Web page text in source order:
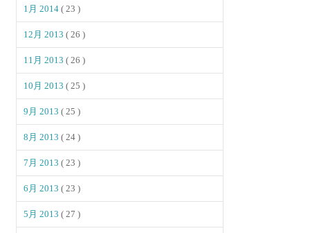
1月 2014( 23 )
12月 2013( 26 )
11月 2013( 26 )
10月 2013( 25 )
9月 2013( 25 )
8月 2013( 24 )
7月 2013( 23 )
6月 2013( 23 )
5月 2013( 27 )